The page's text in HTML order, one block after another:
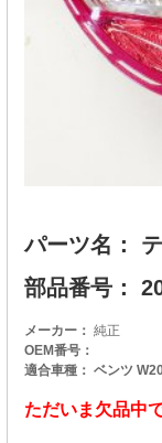
パーツ名：
部品番号：
メーカー： 純正
OEM番号：
適合車種： ベンツ
ただいま欠品中